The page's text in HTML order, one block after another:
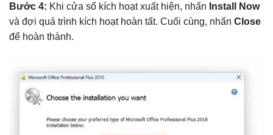
Bước 4: Khi cửa sổ kích hoạt xuất hiện, nhấn Install Now
và đợi quá trình kích hoạt hoàn tất. Cuối cùng, nhấn Close
để hoàn thành.